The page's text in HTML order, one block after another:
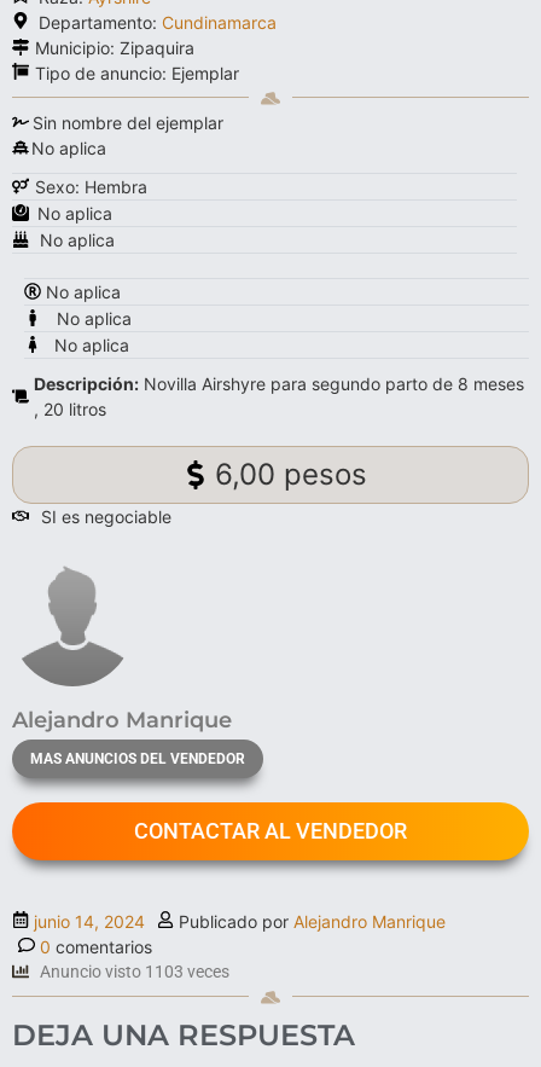
Departamento: Cundinamarca
Municipio: Zipaquira
Tipo de anuncio: Ejemplar
Sin nombre del ejemplar
No aplica
Sexo: Hembra
No aplica
No aplica
No aplica
No aplica
No aplica
Descripción: Novilla Airshyre para segundo parto de 8 meses
, 20 litros
6,00 pesos
SI es negociable
Alejandro Manrique
MAS ANUNCIOS DEL VENDEDOR
CONTACTAR AL VENDEDOR
junio 14, 2024 Publicado por Alejandro Manrique
0 comentarios
Anuncio visto 1103 veces
DEJA UNA RESPUESTA